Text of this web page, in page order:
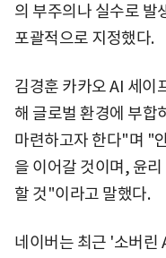
의 부주의나 실수로 발
포괄적으로 지정했다.
김경훈 카카오 AI 세이
해 글로벌 환경에 부합
마련하고자 한다"며 "
을 이어갈 것이며, 윤
할 것"이라고 말했다.
네이버는 최근 '소버린